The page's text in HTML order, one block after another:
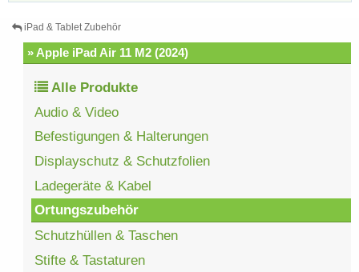
iPad & Tablet Zubehör
» Apple iPad Air 11 M2 (2024)
Alle Produkte
Audio & Video
Befestigungen & Halterungen
Displayschutz & Schutzfolien
Ladegeräte & Kabel
Ortungszubehör
Schutzhüllen & Taschen
Stifte & Tastaturen